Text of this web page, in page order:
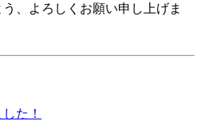
、よろしくお願い申し上げま
た！